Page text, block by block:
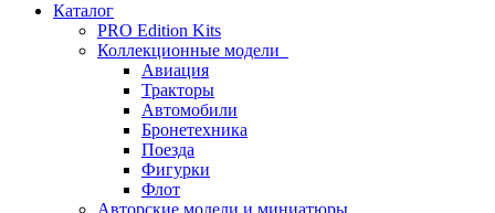
Каталог
PRO Edition Kits
Коллекционные модели
Авиация
Тракторы
Автомобили
Бронетехника
Поезда
Фигурки
Флот
Авторские модели и миниатюры